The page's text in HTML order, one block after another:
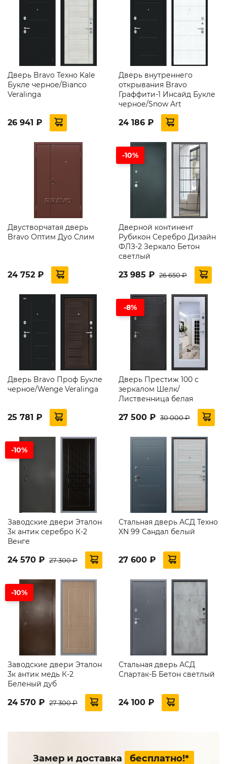
Дверь Bravo Техно Kale
Букле черное/Bianco
Veralinga
26 941 ₽
Дверь внутреннего
открывания Bravo
Граффити-1 Инсайд Букле
черное/Snow Art
24 186 ₽
Двустворчатая дверь
Bravo Оптим Дуо Слим
24 752 ₽
-10%
Дверной континент
Рубикон Серебро Дизайн
ФЛЗ-2 Зеркало Бетон
светлый
23 985 ₽ 26 650 ₽
Дверь Bravo Проф Букле
черное/Wenge Veralinga
25 781 ₽
-8%
Дверь Престиж 100 с
зеркалом Шелк/
Лиственница белая
27 500 ₽ 30 000 ₽
-10%
Заводские двери Эталон
3к антик серебро К-2
Венге
24 570 ₽ 27 300 ₽
Стальная дверь АСД Техно
XN 99 Сандал белый
27 600 ₽
-10%
Заводские двери Эталон
3к антик медь К-2
Беленый дуб
24 570 ₽ 27 300 ₽
Стальная дверь АСД
Спартак-Б Бетон светлый
24 100 ₽
Замер и доставка бесплатно!*